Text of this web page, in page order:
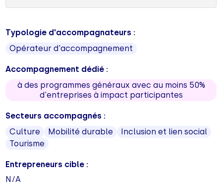
Typologie d'accompagnateurs :
Opérateur d'accompagnement
Accompagnement dédié :
à des programmes généraux avec au moins 50%
d'entreprises à impact participantes
Secteurs accompagnés :
Culture
Mobilité durable
Inclusion et lien social
Tourisme
Entrepreneurs cible :
N/A